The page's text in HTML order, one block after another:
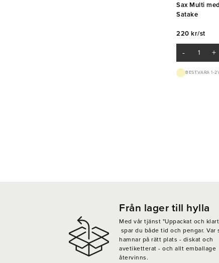
Sax Multi
Satake
220 kr/st
- +
BEST.VARA 1-
Från lager till hylla
Med vår tjänst "Uppackat och
spar du både tid och pengar. Var
hamnar på rätt plats - diskat och
avetiketterat - och allt emballage
återvinns.